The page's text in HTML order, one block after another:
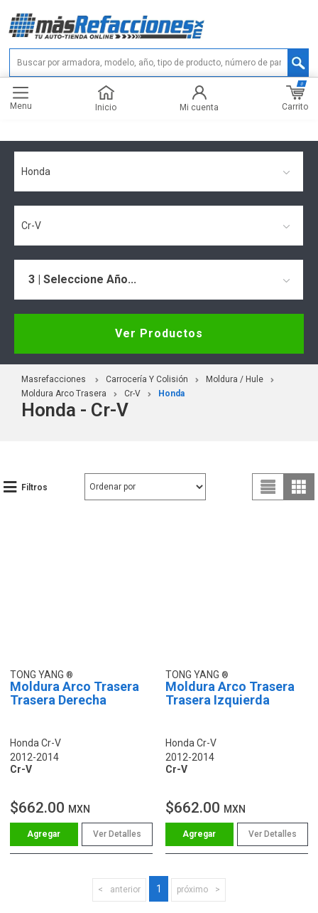
Menu Inicio Mi cuenta Carrito
0
Honda
Cr-V
3 | Seleccione Año...
Ver Productos
Masrefacciones Carrocería Y Colisión
Moldura / Hule
Moldura Arco Trasera
Cr-V Honda
Honda - Cr-V
Filtros
TONG YANG
Moldura Arco Trasera
Trasera Derecha
Honda Cr-V
2012-2014
Cr-V
$662.00 MXN
Ver Detalles
TONG YANG
Moldura Arco Trasera
Trasera Izquierda
Honda Cr-V
2012-2014
Cr-V
$662.00 MXN
Ver Detalles
anterior 1 próximo